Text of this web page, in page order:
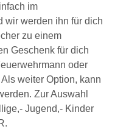
im
wir werden ihn für dich
zu einem
Geschenk für dich
oder
weiter Option, kann
Zur Auswahl
Jugend,- Kinder